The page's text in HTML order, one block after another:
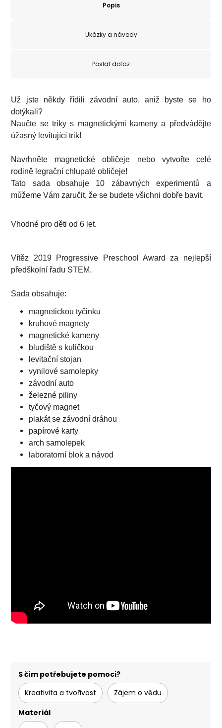
Popis
Ukázky a návody
Poslat dotaz
Už jste někdy řídili závodní auto, aniž byste se ho
dotýkali?
Naučte se triky s magnetickými kameny a předvádějte
úžasný levitující trik!
Navrhněte magnetické obličeje nebo vytvořte celé
rodině legrační chlupaté obličeje!
Tato sada obsahuje 10 zábavných experimentů a
můžeme Vám zaručit, že se budete všichni dobře bavit.
Vhodné pro děti od 6 let.
Vítěz 2019 Progressive Preschool Award za nejlepší
předškolní řadu STEM.
Sada obsahuje:
magnetickou tyčinku
kruhové magnety
magnetické kameny
bludiště s kuličkou
levitační stojan
vynilové samolepky
závodní auto
železné piliny
tyčový magnet
plakát se závodní dráhou
papírové karty
arch samolepek
laboratorní blok a návod
S čím potřebujete pomoci?
Kreativita a tvořivost
Zájem o vědu
Materiál